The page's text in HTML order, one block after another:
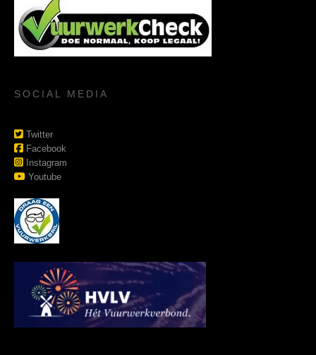
SOCIAL MEDIA
Twitter
Facebook
Instagram
Youtube